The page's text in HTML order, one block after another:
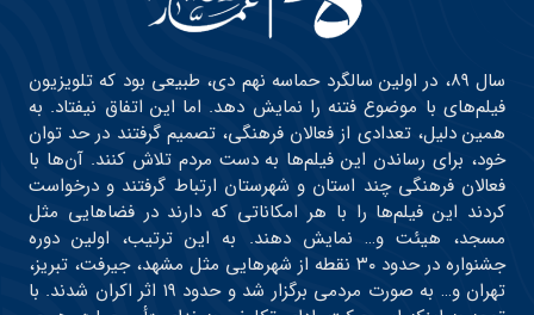
سال ۸۹، در اولین سالگرد حماسه نهم دی، طبیعی بود که تلویزیون
فیلم‌های با موضوع فتنه را نمایش دهد. اما این اتفاق نیفتاد. به
همین دلیل، تعدادی از فعالان فرهنگی، تصمیم گرفتند در حد توان
خود، برای رساندن این فیلم‌ها به دست مردم تلاش کنند. آن‌ها با
فعالان فرهنگی چند استان و شهرستان ارتباط گرفتند و درخواست
کردند این فیلم‌ها را با هر امکاناتی که دارند در فضاهایی مثل
مسجد، هیئت و… نمایش دهند. به این ترتیب، اولین دوره
جشنواره در حدود ۳۰ نقطه از شهرهایی مثل مشهد، جیرفت، تبریز،
تهران و… به صورت مردمی برگزار شد و حدود ۱۹ اثر اکران شدند. با